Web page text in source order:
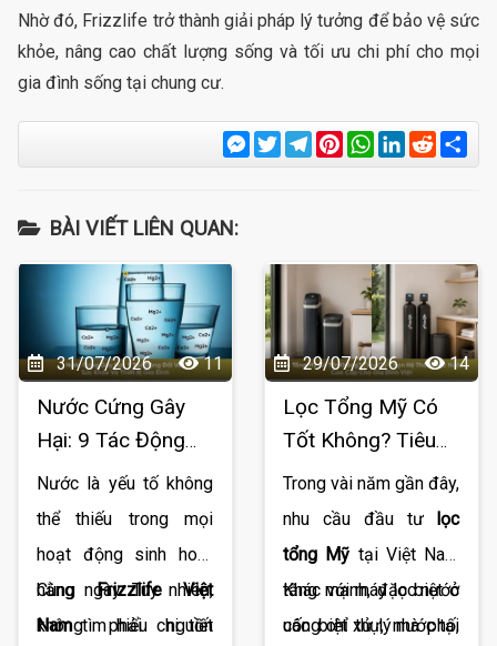
Nhờ đó, Frizzlife trở thành giải pháp lý tưởng để bảo vệ sức
khỏe, nâng cao chất lượng sống và tối ưu chi phí cho mọi
gia đình sống tại chung cư.
Messenger
TwitterTelegram
Pinterest
WhatsApp
LinkedIn
Reddit
BÀI VIẾT LIÊN QUAN:
31/07/2026 11
Nước Cứng Gây
Hại: 9 Tác Động
Đối Với Sức Khỏe
Và Thiết Bị Gia
Nước là yếu tố không
thể thiếu trong mọi
hoạt động sinh hoạt
hằng ngày. Tuy nhiên,
không phải nguồn
CùngFrizzlife Việt
Namtìm hiểu chi tiết
29/07/2026 14
Lọc Tổng Mỹ Có
Tốt Không? Tiêu
Chí Chọn Hệ
Thống Lọc Nước
Cao Cấp Cho Gia
Đình Việt
Trong vài năm gần đây,
nhu cầu đầu tư lọc
tổng Mỹ tại Việt Nam
tăng mạnh, đặc biệt ở
các biệt thự, nhà phố,
Khác với máy lọc nước
uống chỉ xử lý nước tại